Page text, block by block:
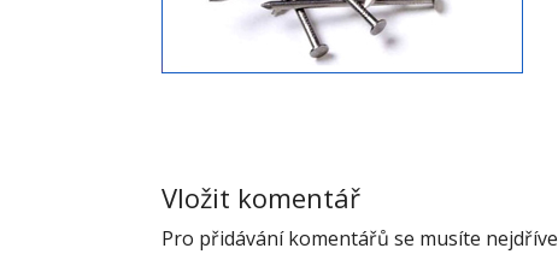
Vložit komentář
Pro přidávání komentářů se musíte nejdříve